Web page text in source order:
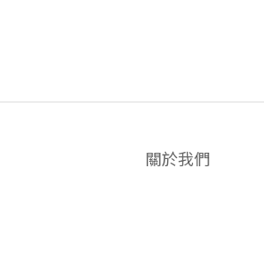
關於我們